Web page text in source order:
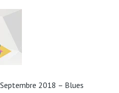
2018 – Blues